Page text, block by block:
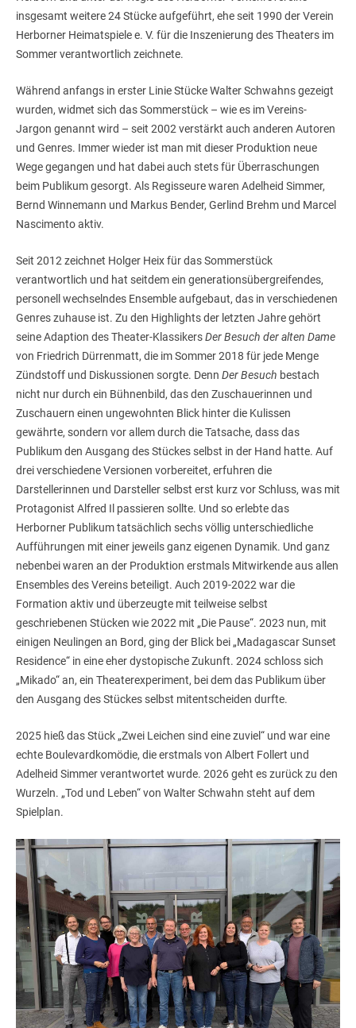
insgesamt weitere 24 Stücke aufgeführt, ehe seit 1990 der Verein
Herborner Heimatspiele e. V. für die Inszenierung des Theaters im
Sommer verantwortlich zeichnete.
Während anfangs in erster Linie Stücke Walter Schwahns gezeigt
wurden, widmet sich das Sommerstück – wie es im Vereins-
Jargon genannt wird – seit 2002 verstärkt auch anderen Autoren
und Genres. Immer wieder ist man mit dieser Produktion neue
Wege gegangen und hat dabei auch stets für Überraschungen
beim Publikum gesorgt. Als Regisseure waren Adelheid Simmer,
Bernd Winnemann und Markus Bender, Gerlind Brehm und Marcel
Nascimento aktiv.
Seit 2012 zeichnet Holger Heix für das Sommerstück
verantwortlich und hat seitdem ein generationsübergreifendes,
personell wechselndes Ensemble aufgebaut, das in verschiedenen
Genres zuhause ist. Zu den Highlights der letzten Jahre gehört
seine Adaption des Theater-KlassikersDer Besuch der alten Dame
von Friedrich Dürrenmatt, die im Sommer 2018 für jede Menge
Zündstoff und Diskussionen sorgte. Denn Der Besuch bestach
nicht nur durch ein Bühnenbild, das den Zuschauerinnen und
Zuschauern einen ungewohnten Blick hinter die Kulissen
gewährte, sondern vor allem durch die Tatsache, dass das
Publikum den Ausgang des Stückes selbst in der Hand hatte. Auf
drei verschiedene Versionen vorbereitet, erfuhren die
Darstellerinnen und Darsteller selbst erst kurz vor Schluss, was mit
Protagonist Alfred Il passieren sollte. Und so erlebte das
Herborner Publikum tatsächlich sechs völlig unterschiedliche
Aufführungen mit einer jeweils ganz eigenen Dynamik. Und ganz
nebenbei waren an der Produktion erstmals Mitwirkende aus allen
Ensembles des Vereins beteiligt. Auch 2019-2022 war die
Formation aktiv und überzeugte mit teilweise selbst
geschriebenen Stücken wie 2022 mit „Die Pause“. 2023 nun, mit
einigen Neulingen an Bord, ging der Blick bei „Madagascar Sunset
Residence“ in eine eher dystopische Zukunft. 2024 schloss sich
„Mikado“ an, ein Theaterexperiment, bei dem das Publikum über
den Ausgang des Stückes selbst mitentscheiden durfte.
2025 hieß das Stück „Zwei Leichen sind eine zuviel“ und war eine
echte Boulevardkomödie, die erstmals von Albert Follert und
Adelheid Simmer verantwortet wurde. 2026 geht es zurück zu den
Wurzeln. „Tod und Leben“ von Walter Schwahn steht auf dem
Spielplan.